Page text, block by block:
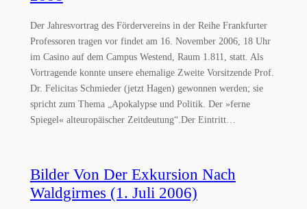
Der Jahresvortrag des Fördervereins in der Reihe Frankfurter
Professoren tragen vor findet am 16. November 2006, 18 Uhr
im Casino auf dem Campus Westend, Raum 1.811, statt. Als
Vortragende konnte unsere ehemalige Zweite Vorsitzende Prof.
Dr. Felicitas Schmieder (jetzt Hagen) gewonnen werden; sie
spricht zum Thema „Apokalypse und Politik. Der »ferne
Spiegel« alteuropäischer Zeitdeutung“.Der Eintritt…
Bilder Von Der Exkursion Nach
Waldgirmes (1. Juli 2006)